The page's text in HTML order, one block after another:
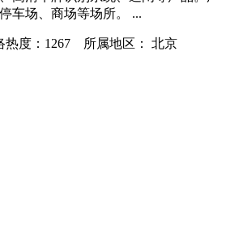
车场、商场等场所。 ...
度：1267 所属地区： 北京